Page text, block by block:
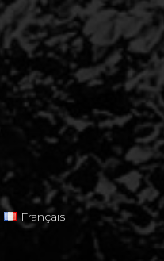
Français